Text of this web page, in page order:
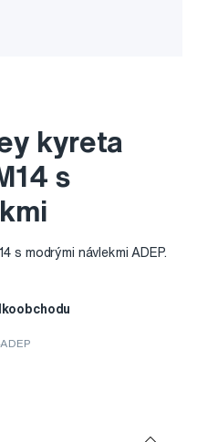
kyreta
s
s modrými návlekmi ADEP.